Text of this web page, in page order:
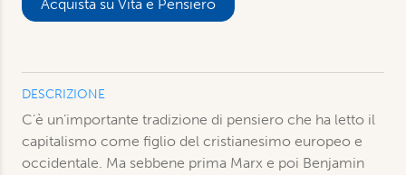
Acquista su Vita e Pensiero
DESCRIZIONE
C’è un’importante tradizione di pensiero che ha letto il
capitalismo come figlio del cristianesimo europeo e
occidentale. Ma sebbene prima Marx e poi Benjamin